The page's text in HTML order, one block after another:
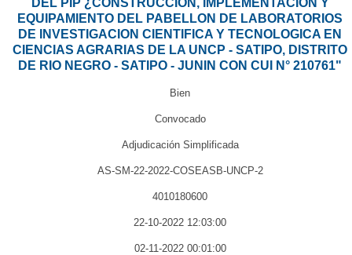
DEL PIP ¿CONSTRUCCION, IMPLEMENTACION Y
EQUIPAMIENTO DEL PABELLON DE LABORATORIOS
DE INVESTIGACION CIENTIFICA Y TECNOLOGICA EN
CIENCIAS AGRARIAS DE LA UNCP - SATIPO, DISTRITO
DE RIO NEGRO - SATIPO - JUNIN CON CUI N° 210761"
Bien
Convocado
Adjudicación Simplificada
AS-SM-22-2022-COSEASB-UNCP-2
4010180600
22-10-2022 12:03:00
02-11-2022 00:01:00